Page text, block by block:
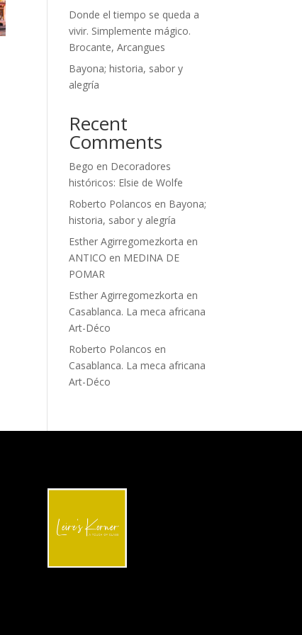
Donde el tiempo se queda a
vivir. Simplemente mágico.
Brocante, Arcangues
Bayona; historia, sabor y
alegría
Recent
Comments
Bego en Decoradores
históricos: Elsie de Wolfe
Roberto Polancos en Bayona;
historia, sabor y alegría
Esther Agirregomezkorta en
ANTICO en MEDINA DE
POMAR
Esther Agirregomezkorta en
Casablanca. La meca africana
Art-Déco
Roberto Polancos en
Casablanca. La meca africana
Art-Déco